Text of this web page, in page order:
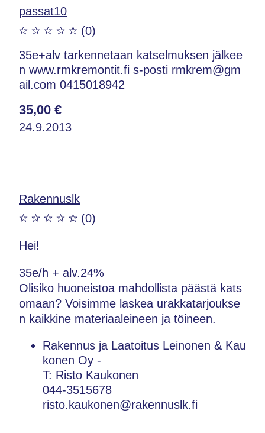
passat10
(0)
35e+alv tarkennetaan katselmuksen jälkee
n www.rmkremontit.fi s-posti rmkrem@gm
ail.com 0415018942
35,00 €
24.9.2013
Rakennuslk
(0)
Hei!
35e/h + alv.24%
Olisiko huoneistoa mahdollista päästä kats
omaan? Voisimme laskea urakkatarjoukse
n kaikkine materiaaleineen ja töineen.
Rakennus ja Laatoitus Leinonen & Kau
konen Oy -
T: Risto Kaukonen
044-3515678
risto.kaukonen@rakennuslk.fi